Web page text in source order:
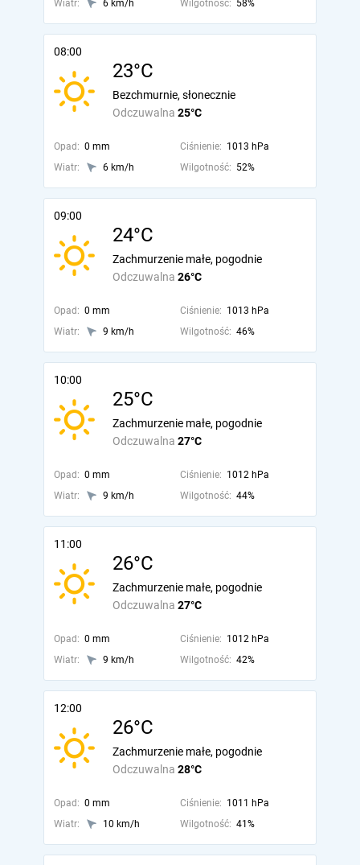
Wiatr: 6 km/h Wilgotność: 58%
08:00
23°C
Odczuwalna 25°C
Bezchmurnie, słonecznie
Opad: 0 mm Ciśnienie: 1013 hPa
Wiatr:
6 km/h Wilgotność: 52%
09:00
24°C
Odczuwalna 26°C
Zachmurzenie małe, pogodnie
Opad: 0 mm Ciśnienie: 1013 hPa
Wiatr:
9 km/h Wilgotność: 46%
10:00
25°C
Odczuwalna 27°C
Zachmurzenie małe, pogodnie
Opad: 0 mm Ciśnienie: 1012 hPa
Wiatr:
9 km/h Wilgotność: 44%
11:00
26°C
Odczuwalna 27°C
Zachmurzenie małe, pogodnie
Opad: 0 mm Ciśnienie: 1012 hPa
Wiatr:
9 km/h Wilgotność: 42%
12:00
26°C
Odczuwalna 28°C
Zachmurzenie małe, pogodnie
Opad: 0 mm Ciśnienie: 1011 hPa
Wiatr:
10 km/h Wilgotność: 41%